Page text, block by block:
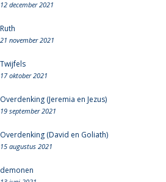
12 december 2021
Ruth
21 november 2021
Twijfels
17 oktober 2021
Overdenking (Jeremia en Jezus)
19 september 2021
Overdenking (David en Goliath)
15 augustus 2021
demonen